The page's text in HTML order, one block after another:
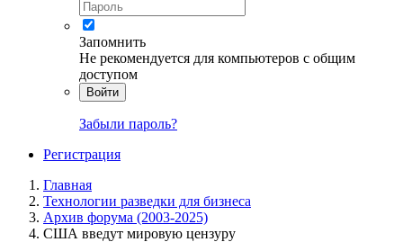
Запомнить
Не рекомендуется для компьютеров с общим
доступом
Войти
Забыли пароль?
Регистрация
Главная
Технологии разведки для бизнеса
Архив форума (2003-2025)
США введут мировую цензуру